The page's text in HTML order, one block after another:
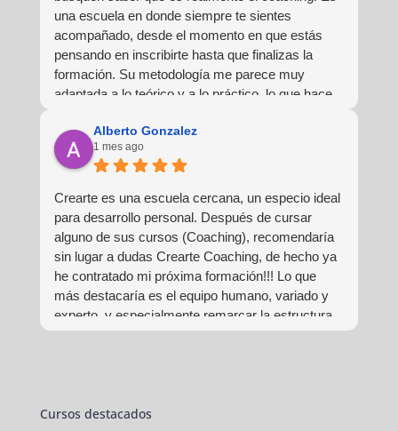
una escuela en donde siempre te sientes
acompañado, desde el momento en que estás
pensando en inscribirte hasta que finalizas la
formación. Su metodología me parece muy
adaptada a lo teórico y a lo práctico, lo que hace
dinámica. ¡Para mí fue una excelente experiencia!
Alberto Gonzalez
1 mes ago
Crearte es una escuela cercana, un especio ideal
para desarrollo personal. Después de cursar
alguno de sus cursos (Coaching), recomendaría
sin lugar a dudas Crearte Coaching, de hecho ya
he contratado mi próxima formación!!! Lo que
más destacaría es el equipo humano, variado y
experto, y especialmente remarcar la estructura
(para mí fundamental) del material visual y escrito
alumnos y el gran liderazgo de Beatriz Ricondo!!!
Cursos destacados